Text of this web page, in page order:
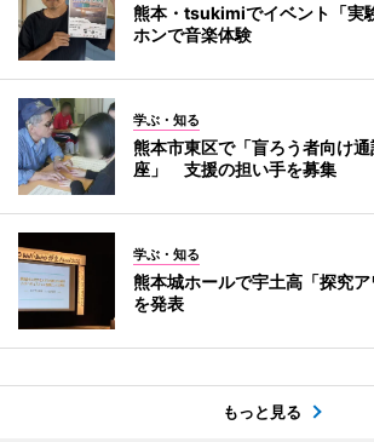
熊本・tsukimiでイベント「
ホンで音楽体験
学ぶ・知る
熊本市東区で「盲ろう者向け
座」 支援の担い手を募集
学ぶ・知る
熊本城ホールで宇土高「探究
を発表
もっと見る